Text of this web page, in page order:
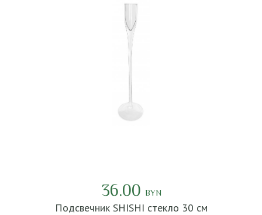
36.00 BYN
Подсвечник SHISHI стекло 30 см